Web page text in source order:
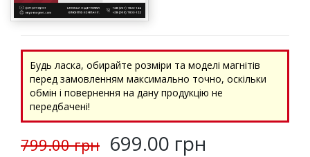
Будь ласка, обирайте розміри та моделі магнітів
перед замовленням максимально точно, оскільки
обмін і повернення на дану продукцію не
передбачені!
799.00 грн 699.00 грн